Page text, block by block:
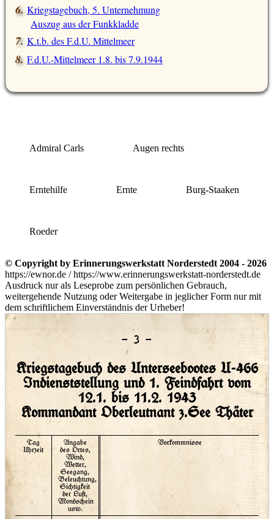
Kriegstagebuch, 5. Unternehmung
Auszug aus der Funkkladde
K.t.b. des F.d.U. Mittelmeer
F.d.U.-Mittelmeer 1.8. bis 7.9.1944
Admiral Carls Augen rechts
Erntehilfe Ernte Burg-Staaken
Roeder
© Copyright by Erinnerungswerkstatt Norderstedt 2004 - 2026
https://ewnor.de / https://www.erinnerungswerkstatt-norderstedt.de
Ausdruck nur als Leseprobe zum persönlichen Gebrauch,
weitergehende Nutzung oder Weitergabe in jeglicher Form nur mit
dem schriftlichem Einverständnis der Urheber!
– 3 –
Kriegstagebuch des Unterseebootes U-466
Indienststellung und 1. Feindfahrt vom
12.1. bis 11.2. 1943
Kommandant Oberleutnant z.See Thäter
Tag
Uhrzeit
Angabe
des Ortes,
Wind,
Wetter,
Seegang,
Beleuchtung,
Sichtigkeit
der Luft,
Mondschein
usw.
Vorkommnisse